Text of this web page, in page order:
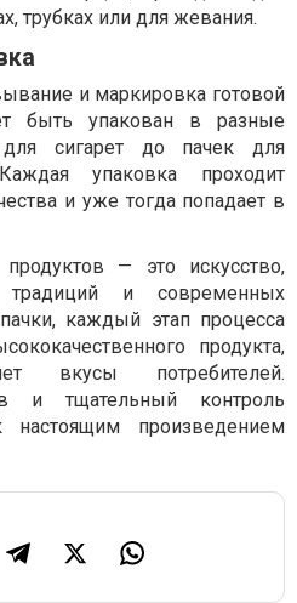
трубках или для жевания.
и маркировка готовой
быть упакован в разные
сигарет до пачек для
упаковка проходит
и уже тогда попадает в
— это искусство,
традиций и современных
каждый этап процесса
продукта,
вкусы потребителей.
и тщательный контроль
настоящим произведением